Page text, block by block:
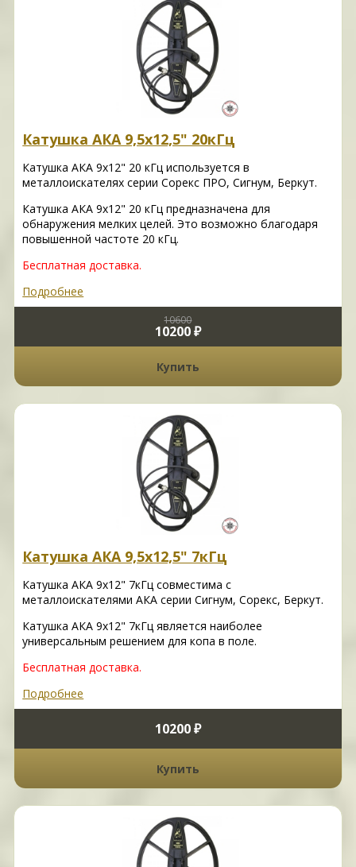
Катушка АКА 9,5х12,5" 20кГц
Катушка АКА 9х12" 20 кГц используется в
металлоискателях серии Сорекс ПРО, Сигнум, Беркут.
Катушка АКА 9х12" 20 кГц предназначена для
обнаружения мелких целей. Это возможно благодаря
повышенной частоте 20 кГц.
Бесплатная доставка.
Подробнее
10600
10200 ₽
Купить
Катушка АКА 9,5х12,5" 7кГц
Катушка АКА 9х12" 7кГц совместима с
металлоискателями АКА серии Сигнум, Сорекс, Беркут.
Катушка АКА 9х12" 7кГц является наиболее
универсальным решением для копа в поле.
Бесплатная доставка.
Подробнее
10200 ₽
Купить